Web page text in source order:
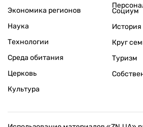
Экономика регионов
Наука
Технологии
Среда обитания
Церковь
Культура
Социум
История
Круг
Туризм